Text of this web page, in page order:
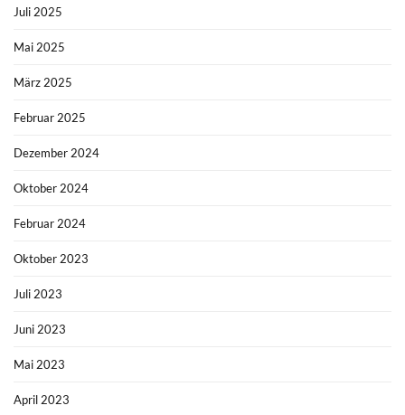
Juli 2025
Mai 2025
März 2025
Februar 2025
Dezember 2024
Oktober 2024
Februar 2024
Oktober 2023
Juli 2023
Juni 2023
Mai 2023
April 2023